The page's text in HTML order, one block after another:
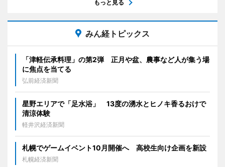
もっと見る
みん経トピックス
「津軽伝承料理」の第2弾 正月や盆、農事など人が集う場
に焦点を当てる
弘前経済新聞
星野エリアで「足水浴」 13度の湧水とヒノキ香るおけで
清涼体験
軽井沢経済新聞
札幌でゲームイベント10月開催へ 高校生向け企画を新設
札幌経済新聞